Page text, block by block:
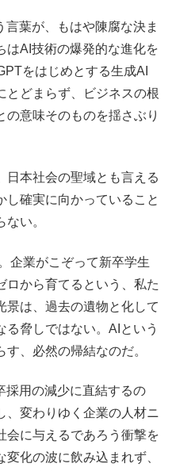
言葉が、もはや陳腐な決ま
はAI技術の爆発的な進化を
をはじめとする生成AI
とどまらず、ビジネスの根
意味そのものを揺さぶり
日本社会の聖域とも言える
し確実に向かっていること
い。
企業がこぞって新卒学生
ロから育てるという、私た
景は、過去の遺物と化して
る脅しではない。AIという
、必然の帰結なのだ。
採用の減少に直結するの
、変わりゆく企業の人材ニ
会に与えるであろう衝撃を
化の波に飲み込まれず、